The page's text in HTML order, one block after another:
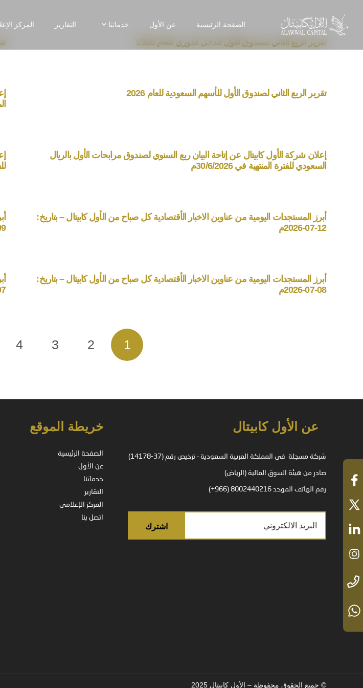
الصفحة الرئيسية عن الأول خدماتنا التقارير المركز
تقرير الربع الثاني لصندوق الأول للدخل الدوري للعام 2026
تقرير الربع الثاني لصندوق الأول للأسهم السعودية للعام 2026
إعلان شركة الأول كابيتال عن إتاحة البيان ربع السنوي لصندوق مرابحات الأول بالريال
السعودي للفترة المنتهية في 30/6/2026م
أبرز المستجدات اليومية من عناوين الاخبار الأقتصادية كل صباح من الأول كابيتال – بتاريخ:
12-07-2026م
09-
أبرز المستجدات اليومية من عناوين الاخبار الأقتصادية كل صباح من الأول كابيتال – بتاريخ:
08-07-2026م
07-
1
2
3
4
عن الأول كابيتال
شركة مسجلة في المملكة العربية السعودية – ترخيص رقم (37-14178)
صادر من هيئة السوق المالية (الرياض)
رقم الهاتف الموحد 8002440216 (966+)
خريطة الموقع
الصفحة الرئيسية
عن الأول
خدماتنا
التقارير
المركز الإعلامي
اتصل بنا
© جميع الحقوق محفوظة – الأول كابيتال 2025